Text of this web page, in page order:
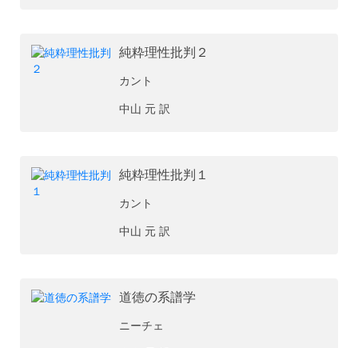
純粋理性批判２
カント
中山 元 訳
純粋理性批判１
カント
中山 元 訳
道徳の系譜学
ニーチェ